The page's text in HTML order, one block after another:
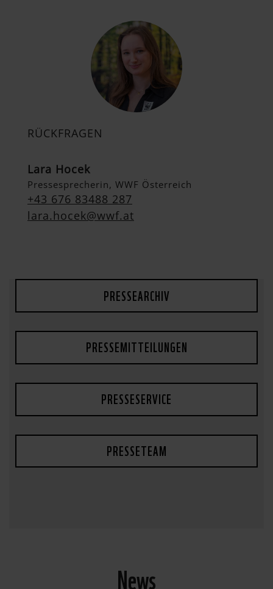
RÜCKFRAGEN
Lara Hocek
Pressesprecherin, WWF Österreich
+43 676 83488 287
lara.hocek@wwf.at
PRESSEARCHIV
PRESSEMITTEILUNGEN
PRESSESERVICE
PRESSETEAM
News